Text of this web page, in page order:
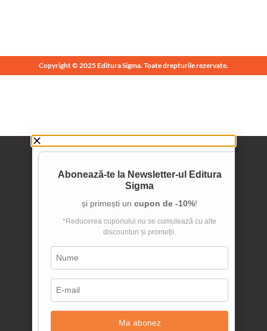
Copyright © 2025 Editura Sigma. Toate drepturile rezervate.
Abonează-te la Newsletter-ul Editura
Sigma
și primești un cupon de -10%!
*Reducerea cuponului nu se cumulează cu alte
discounturi și promoții.
Ma abonez